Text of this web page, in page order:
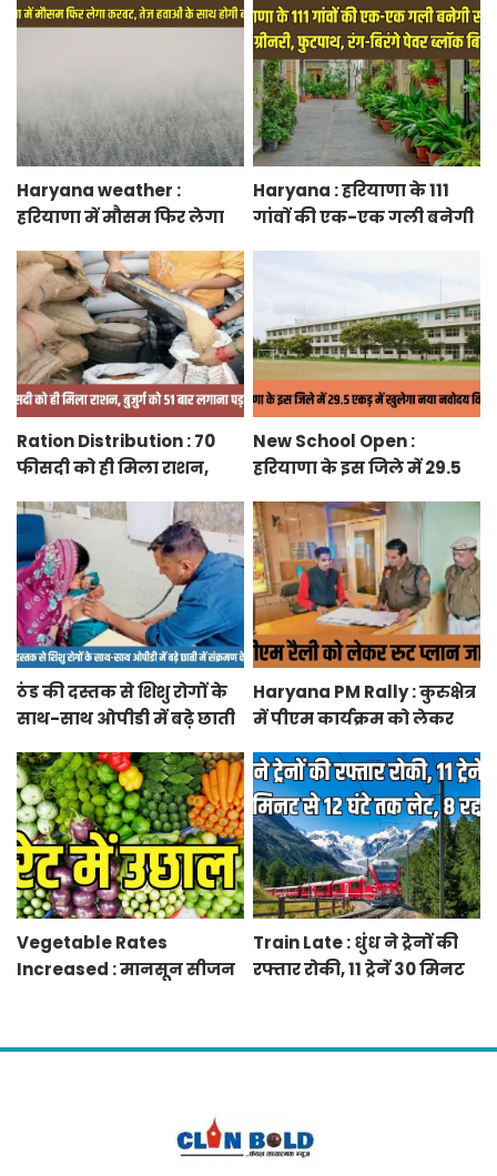
केएमपी से होगी सीधी
के तहत फ्लैट बुकिंग शुरू,
फटाफट करें बुकिंग
Haryana weather :
हरियाणा में मौसम फिर लेगा
होगी बारिश
Haryana : हरियाणा के 111
गांवों की एक-एक गली बनेगी
Ration Distribution : 70
फीसदी को ही मिला राशन,
अंगूठा
New School Open :
हरियाणा के इस जिले में 29.5
विद्यालय
ठंड की दस्तक से शिशु रोगों के
साथ-साथ ओपीडी में बढ़े छाती
Haryana PM Rally : कुरुक्षेत्र
में पीएम कार्यक्रम को लेकर
Vegetable Rates
Increased : मानसून सीजन
Train Late : धुंध ने ट्रेनों की
रफ्तार रोकी, 11 ट्रेनें 30 मिनट